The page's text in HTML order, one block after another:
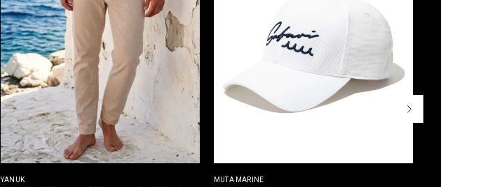
YANUK MUTA MARINE